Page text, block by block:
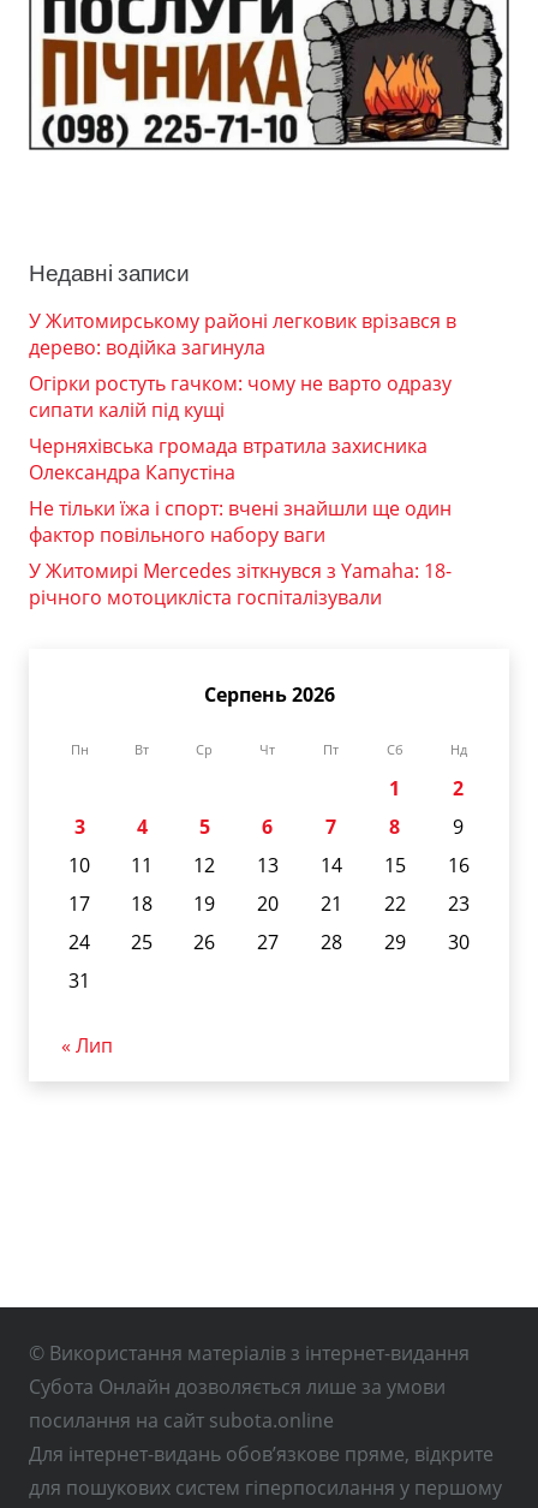
Недавні записи
У Житомирському районі легковик врізався в
дерево: водійка загинула
Огірки ростуть гачком: чому не варто одразу
сипати калій під кущі
Черняхівська громада втратила захисника
Олександра Капустіна
Не тільки їжа і спорт: вчені знайшли ще один
фактор повільного набору ваги
У Житомирі Mercedes зіткнувся з Yamaha: 18-
річного мотоцикліста госпіталізували
Серпень 2026
Пн Вт Ср Чт Пт Сб Нд
1
2
3
4 5 6 7 8
9
10
11 12 13 14 15
16
17
18 19 20 21 22
23
24
25 26 27 28 29
30
31
« Лип
© Використання матеріалів з інтернет-видання
Субота Онлайн дозволяється лише за умови
посилання на сайт subota.online
Для інтернет-видань обов’язкове пряме, відкрите
для пошукових систем гіперпосилання у першому